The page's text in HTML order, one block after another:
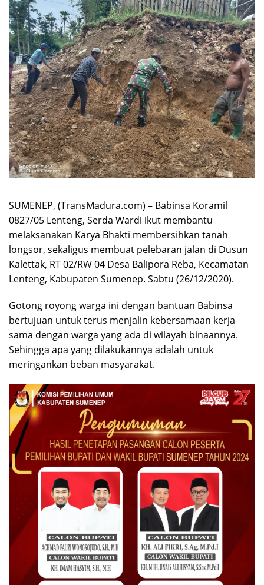
SUMENEP, (TransMadura.com) – Babinsa Koramil
0827/05 Lenteng, Serda Wardi ikut membantu
melaksanakan Karya Bhakti membersihkan tanah
longsor, sekaligus membuat pelebaran jalan di Dusun
Kalettak, RT 02/RW 04 Desa Balipora Reba, Kecamatan
Lenteng, Kabupaten Sumenep. Sabtu (26/12/2020).
Gotong royong warga ini dengan bantuan Babinsa
bertujuan untuk terus menjalin kebersamaan kerja
sama dengan warga yang ada di wilayah binaannya.
Sehingga apa yang dilakukannya adalah untuk
meringankan beban masyarakat.